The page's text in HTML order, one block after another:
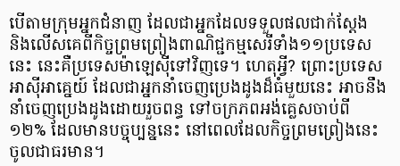
បើតាមក្រុមអ្នកជំនាញ ដែលជាអ្នកដែលទទួលផលជាក់ស្តែង
និងលើសគេ​ពីកិច្ចព្រមព្រៀងពាណិជ្ជកម្មសេរី​ទាំង១១ប្រទេស
នេះ នេះគឺប្រទេសម៉ាឡេស៊ីទៅវិញទេ។ ហេតុអ្វី? ព្រោះប្រទេស
អាស៊ីអាគ្នេយ៍ ដែលជាអ្នកនាំចេញប្រេងដូងដ៏ធំមួយនេះ អាចនឹង
នាំចេញប្រេងដូងដោយរួចពន្ធ ទៅចក្រភពអង់គ្លេសចាប់ពី
១២% ដែលមានបច្ចុប្បន្ននេះ នៅពេលដែលកិច្ចព្រមព្រៀងនេះ
ចូលជាធរមាន។